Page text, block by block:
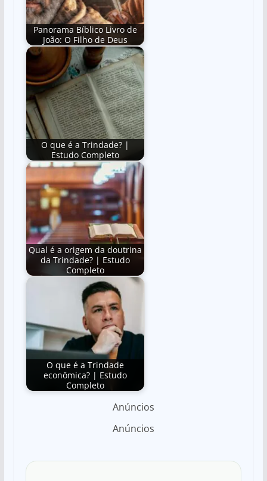
Panorama Bíblico Livro de
João: O Filho de Deus
O que é a Trindade? |
Estudo Completo
Qual é a origem da doutrina
da Trindade? | Estudo
Completo
O que é a Trindade
econômica? | Estudo
Completo
Anúncios
Anúncios